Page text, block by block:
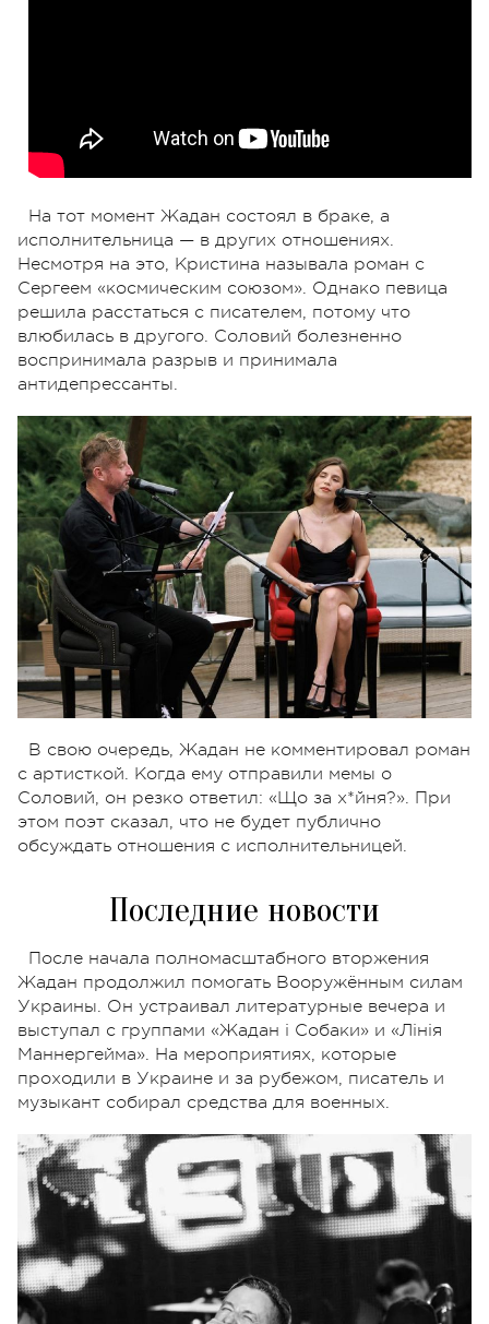
На тот момент Жадан состоял в браке, а
исполнительница — в других отношениях.
Несмотря на это, Кристина называла роман с
Сергеем «космическим союзом». Однако певица
решила расстаться с писателем, потому что
влюбилась в другого. Соловий болезненно
воспринимала разрыв и принимала
антидепрессанты.
В свою очередь, Жадан не комментировал роман
с артисткой. Когда ему отправили мемы о
Соловий, он резко ответил: «Що за х*йня?». При
этом поэт сказал, что не будет публично
обсуждать отношения с исполнительницей.
Последние новости
После начала полномасштабного вторжения
Жадан продолжил помогать Вооружённым силам
Украины. Он устраивал литературные вечера и
выступал с группами «Жадан і Собаки» и «Лінія
Маннергейма». На мероприятиях, которые
проходили в Украине и за рубежом, писатель и
музыкант собирал средства для военных.